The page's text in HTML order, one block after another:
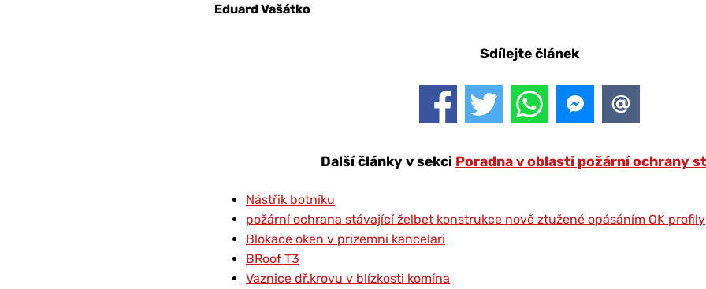
Eduard Vašátko
Sdílejte článek
Další články v sekci Poradna v oblasti požární ochrany
Nástřik botníku
požární ochrana stávající želbet konstrukce nově ztužené opásáním OK profily
Blokace oken v prizemni kancelari
BRoof T3
Vaznice dř.krovu v blízkosti komína